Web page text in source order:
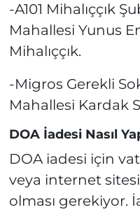
-A101 Mihalıççık
Mahallesi Yunus
Mihalıççık.
-Migros Gerekli
Mahallesi Kardak
DOA İadesi Nasıl
DOA iadesi için
veya internet
olması gerekiyor.